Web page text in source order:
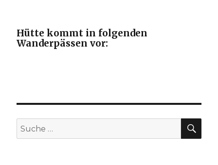
Hütte kommt in folgenden
Wanderpässen vor:
Suche
nach: